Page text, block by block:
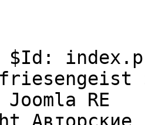
$Id:
friesengeist
Joomla RE